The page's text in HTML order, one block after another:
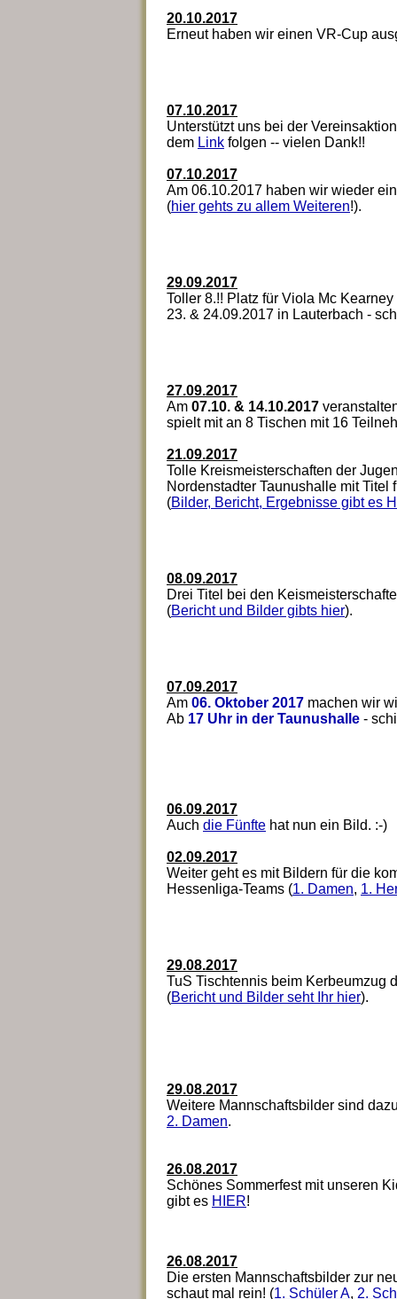
20.10.2017
Erneut haben wir einen VR-Cup
07.10.2017
Unterstützt uns bei der
dem Link folgen -- vielen Dank!!
07.10.2017
Am 06.10.2017 haben wir wieder
(hier gehts zu allem Weiteren!).
29.09.2017
Toller 8.!! Platz für Viola Mc
23. & 24.09.2017 in Lauterbach -
27.09.2017
Am 07.10. & 14.10.2017
spielt mit an 8 Tischen mit 16
21.09.2017
Tolle Kreismeisterschaften der
Nordenstadter Taunushalle mit
(Bilder, Bericht, Ergebnisse gibt es
08.09.2017
Drei Titel bei den
(Bericht und Bilder gibts hier).
07.09.2017
Am 06. Oktober 2017 machen wir
Ab 17 Uhr in der Taunushalle -
06.09.2017
Auch die Fünfte hat nun ein Bild. :-)
02.09.2017
Weiter geht es mit Bildern für die
Hessenliga-Teams (1. Damen, 1.
29.08.2017
TuS Tischtennis beim Kerbeumzug
(Bericht und Bilder seht Ihr hier).
29.08.2017
Weitere Mannschaftsbilder sind
2. Damen.
26.08.2017
Schönes Sommerfest mit unseren
gibt es HIER!
26.08.2017
Die ersten Mannschaftsbilder zur
schaut mal rein! (1. Schüler A, 2.